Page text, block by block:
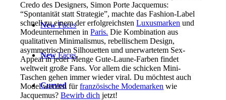
NewFaces
NewFaces
Curved
Credo des Designers, Simon Porte Jacquemus:
“Spontanität statt Strategie”, machte das Fashion-Label
schnell zu einem der erfolgreichstenLuxusmarken und
Modeunternehmen inParis. Die Kombination aus
qualitativen Minimalismus, rebellischem Design,
asymmetrischen Silhouetten und unerwartetem Sex-
Appeal in jeder Menge Gute-Laune-Farben findet
weltweit große Fans. Vor allem die schicken Mini-
Taschen gehen immer wieder viral. Du möchtest auch
Model werden fürfranzösische Modemarken wie
Jacquemus?Bewirb dich jetzt!